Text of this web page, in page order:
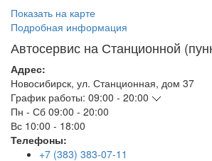
Показать на карте
Подробная информация
Автосервис на Станционной
Адрес:
Новосибирск, ул. Станционная, дом 37
График работы: 09:00 - 20:00
Пн - Сб 09:00 - 20:00
Вс 10:00 - 18:00
Телефоны:
+7 (383) 383-07-11